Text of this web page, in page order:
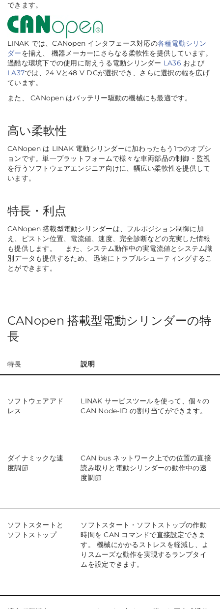
できます。
LINAK では、CANopen インタフェース対応の各種電動シリン
ダーを揃え、 機器メーカーにさらなる柔軟性を提供しています。
過酷な環境下での使用に耐えうる電動シリンダー LA36 および
LA37では、24 Vと48 V DCが選択でき、さらに選択の幅を広げ
ています。
また、 CANopen はバッテリー駆動の機械にも最適です。
高い柔軟性
CANopen は LINAK 電動シリンダーに加わったもう1つのオプシ
ョンです。単一プラットフォームで様々な車両部品の制御・監視
を行うソフトウェアエンジニア向けに、幅広い柔軟性を提供して
います。
特長・利点
CANopen 搭載型電動シリンダーは、フルポジション制御に加
え、ピストン位置、電流値、速度、完全診断などの充実した情報
も提供します。 また、システム動作中の実電流値とシステム識
別データも提供するため、 迅速にトラブルシューティングするこ
とができます。
CANopen 搭載型電動シリンダーの特
長
特長 説明
ソフトウェアアド
レス
LINAK サービスツールを使って、個々の
CAN Node-ID の割り当てができます。
ダイナミックな速
度調節
CAN bus ネットワーク上での位置の直接
読み取りと電動シリンダーの動作中の速
度調節
ソフトスタートと
ソフトストップ
ソフトスタート・ソフトストップの作動
時間を CAN コマンドで直接設定できま
す。 機械にかかるストレスを軽減し、よ
りスムーズな動作を実現するランプタイ
ムを設定できます。